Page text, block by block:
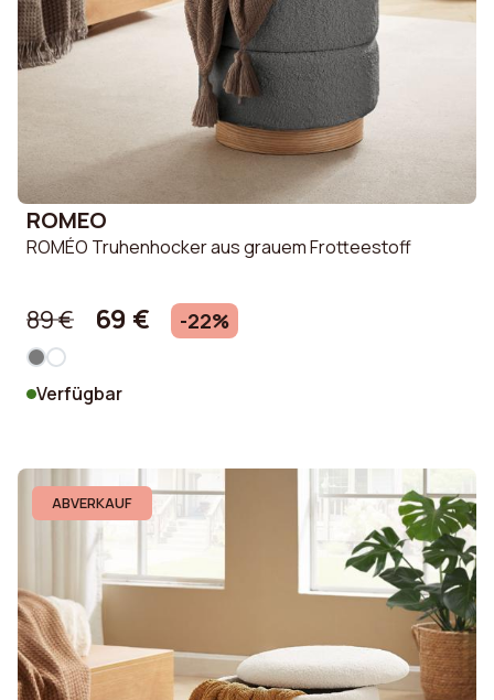
ROMEO
ROMÉO Truhenhocker aus grauem Frotteestoff
89 € 69 € -22%
Verfügbar
ABVERKAUF